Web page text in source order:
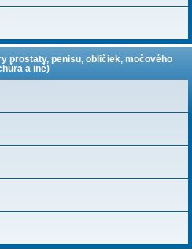
prostaty, penisu, obličiek, močového
a iné)